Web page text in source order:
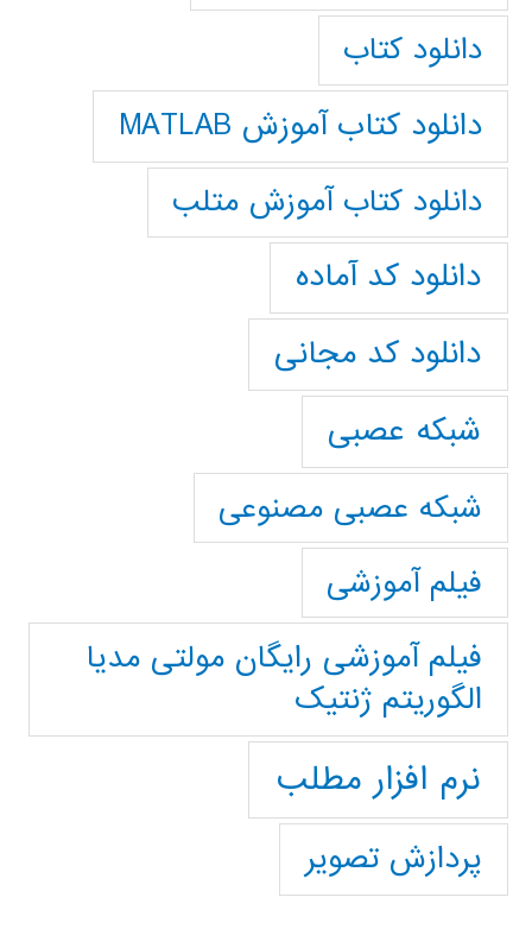
دانلود کتاب
دانلود کتاب آموزش MATLAB
دانلود کتاب آموزش متلب
دانلود کد آماده
دانلود کد مجانی
شبکه عصبی
شبکه عصبی مصنوعی
فیلم آموزشی
فیلم آموزشی رایگان مولتی مدیا
الگوریتم ژنتیک
نرم افزار مطلب
پردازش تصویر